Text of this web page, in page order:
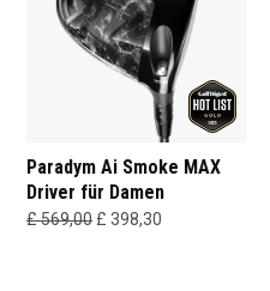
Paradym Ai Smoke MAX
Driver für Damen
£ 569,00 £ 398,30